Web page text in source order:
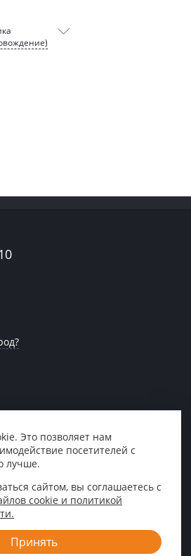
«ЮрИнвест»,
Это позволяет нам
посетителей с
лучше.
сайтом, вы соглашаетесь с
cookie и политикой
Принять